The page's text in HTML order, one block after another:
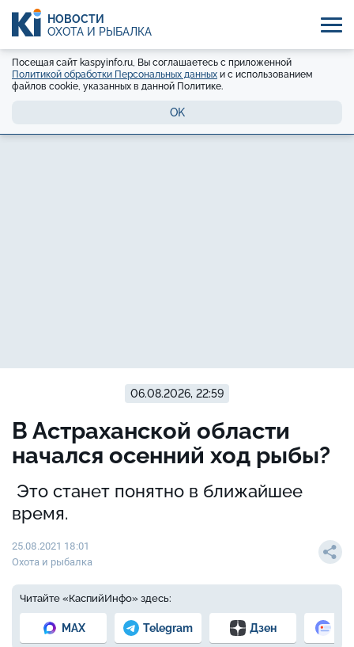
НОВОСТИ
ОХОТА И РЫБАЛКА
Посещая сайт kaspyinfo.ru, Вы соглашаетесь с приложенной
Политикой обработки Персональных данных и с использованием
файлов cookie, указанных в данной Политике.
OK
06.08.2026, 22:59
В Астраханской области
начался осенний ход рыбы?
Это станет понятно в ближайшее
время.
25.08.2021 18:01
Охота и рыбалка
Читайте «КаспийИнфо» здесь:
MAX Telegram Дзен